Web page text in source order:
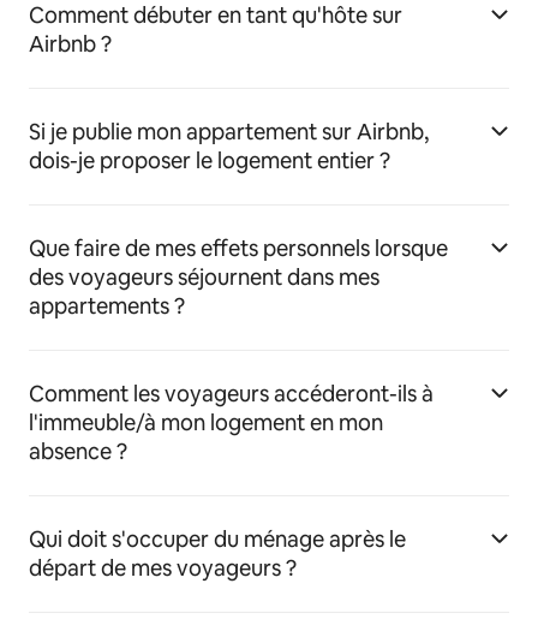
Comment débuter en tant qu'hôte sur
Airbnb ?
Si je publie mon appartement sur Airbnb,
dois-je proposer le logement entier ?
Que faire de mes effets personnels lorsque
des voyageurs séjournent dans mes
appartements ?
Comment les voyageurs accéderont-ils à
l'immeuble/à mon logement en mon
absence ?
Qui doit s'occuper du ménage après le
départ de mes voyageurs ?